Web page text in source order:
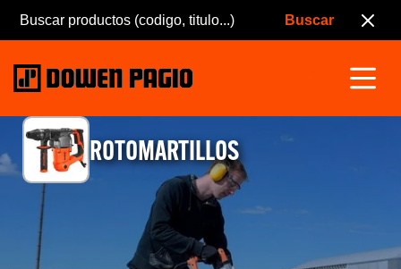
ROTOMARTILLOS